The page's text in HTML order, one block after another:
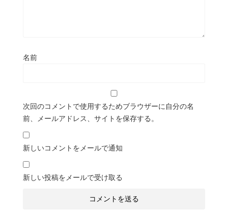
名前
次回のコメントで使用するためブラウザーに自分の名
前、メールアドレス、サイトを保存する。
新しいコメントをメールで通知
新しい投稿をメールで受け取る